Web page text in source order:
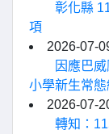
彰化縣
項
2026-07-
因應巴
小學新生常態
2026-07-
轉知：